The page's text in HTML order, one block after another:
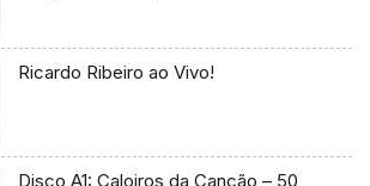
Ricardo Ribeiro ao Vivo!
Disco A1: Caloiros da Canção – 50